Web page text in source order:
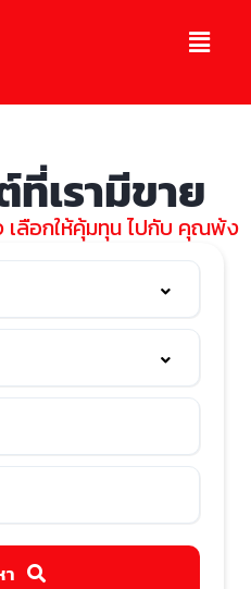
เรามีขาย
เลือกให้คุ้มทุน ไปกับ คุณพ้ง